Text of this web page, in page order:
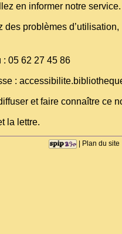
en informer notre service.
des problèmes d’utilisation,
: 05 62 27 45 86
:
et faire connaître ce
la lettre.
| Plan du site